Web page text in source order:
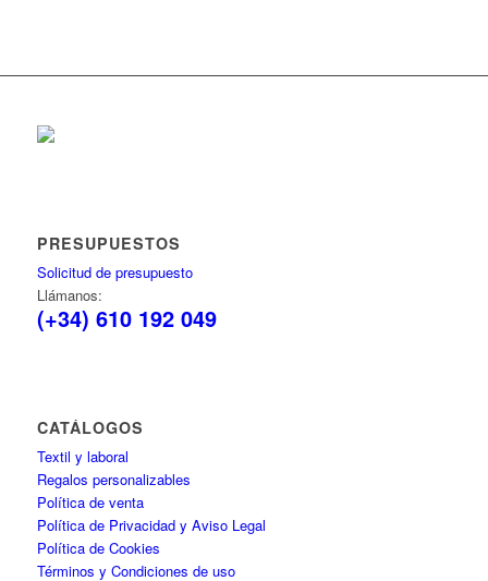
PRESUPUESTOS
Solicitud de presupuesto
Llámanos:
(+34) 610 192 049
CATÁLOGOS
Textil y laboral
Regalos personalizables
Política de venta
Política de Privacidad y Aviso Legal
Política de Cookies
Términos y Condiciones de uso